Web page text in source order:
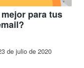
para tus
de julio de 2020